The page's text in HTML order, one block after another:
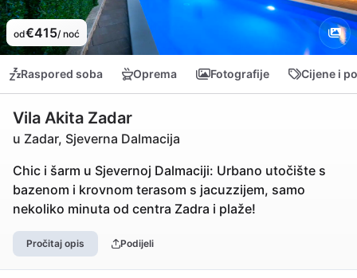
od€415/ noć
Raspored soba Oprema Fotografije Cijene i
Vila Akita Zadar
u Zadar, Sjeverna Dalmacija
Chic i šarm u Sjevernoj Dalmaciji: Urbano utočište s
bazenom i krovnom terasom s jacuzzijem, samo
nekoliko minuta od centra Zadra i plaže!
Pročitaj opis Podijeli